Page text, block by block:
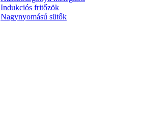
Indukciós fritőzök
Nagynyomású sütők